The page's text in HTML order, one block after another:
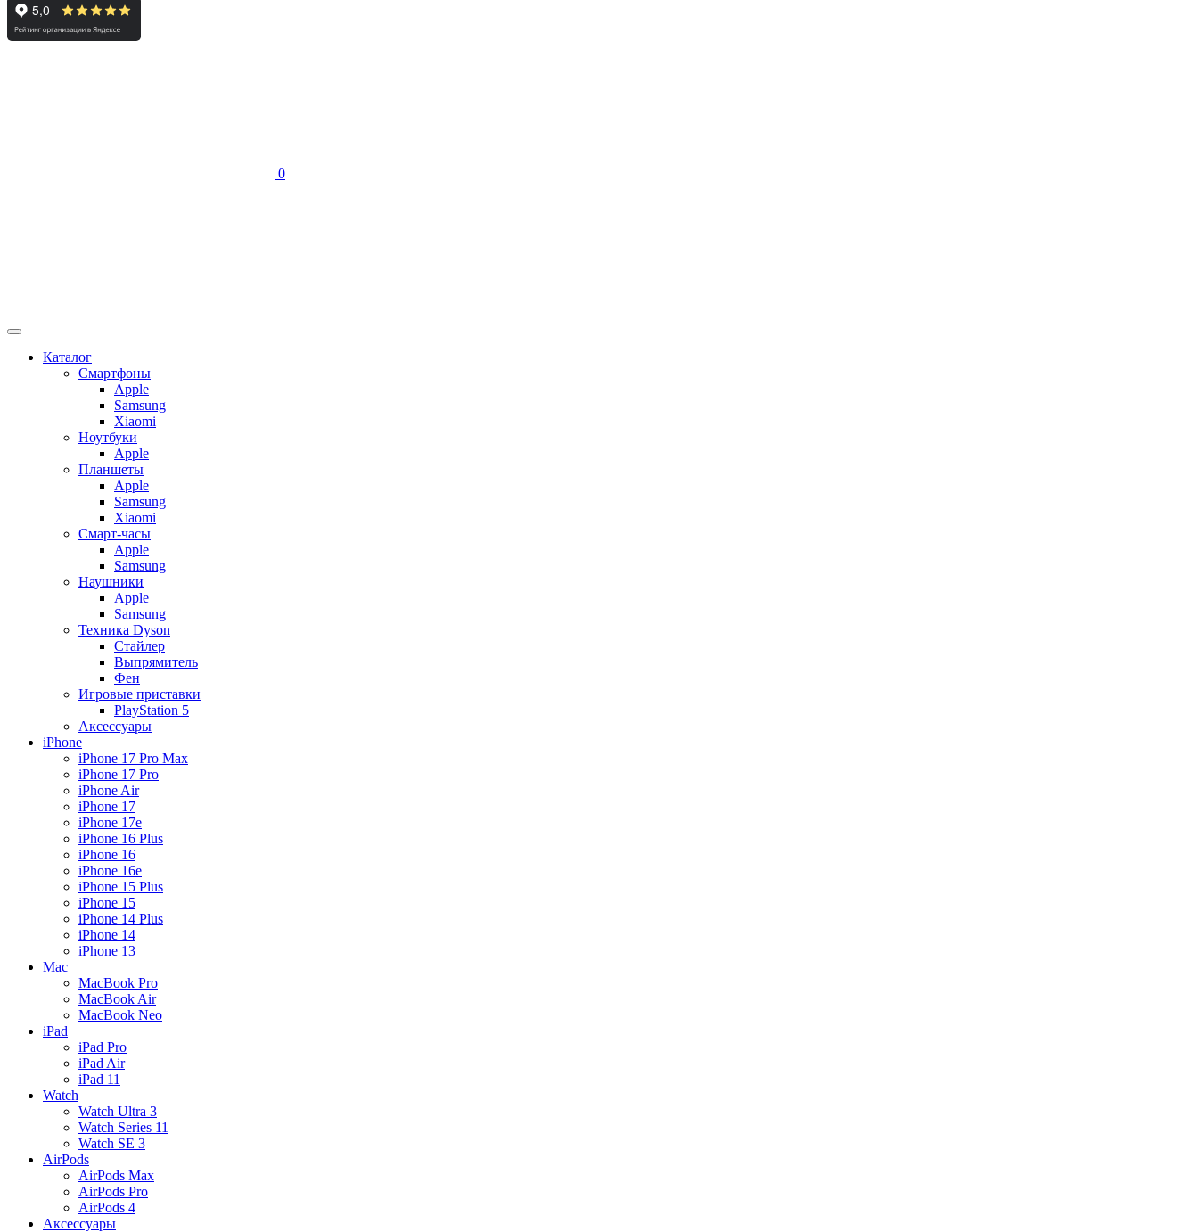
0
Каталог
Смартфоны
Apple
Samsung
Xiaomi
Ноутбуки
Apple
Планшеты
Apple
Samsung
Xiaomi
Смарт-часы
Apple
Samsung
Наушники
Apple
Samsung
Техника Dyson
Стайлер
Выпрямитель
Фен
Игровые приставки
PlayStation 5
Аксессуары
iPhone
iPhone 17 Pro Max
iPhone 17 Pro
iPhone Air
iPhone 17
iPhone 17e
iPhone 16 Plus
iPhone 16
iPhone 16e
iPhone 15 Plus
iPhone 15
iPhone 14 Plus
iPhone 14
iPhone 13
Mac
MacBook Pro
MacBook Air
MacBook Neo
iPad
iPad Pro
iPad Air
iPad 11
Watch
Watch Ultra 3
Watch Series 11
Watch SE 3
AirPods
AirPods Max
AirPods Pro
AirPods 4
Аксессуары